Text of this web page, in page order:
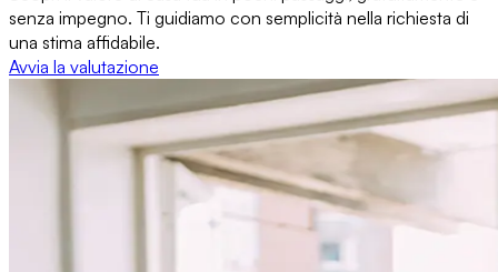
senza impegno. Ti guidiamo con semplicità nella richiesta di
una stima affidabile.
Avvia la valutazione